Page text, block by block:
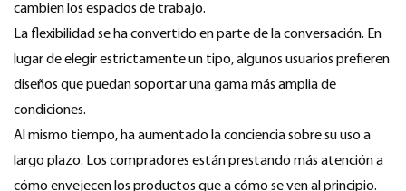
cambien los espacios de trabajo.
La flexibilidad se ha convertido en parte de la conversación. En
lugar de elegir estrictamente un tipo, algunos usuarios prefieren
diseños que puedan soportar una gama más amplia de
condiciones.
Al mismo tiempo, ha aumentado la conciencia sobre su uso a
largo plazo. Los compradores están prestando más atención a
cómo envejecen los productos que a cómo se ven al principio.